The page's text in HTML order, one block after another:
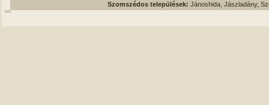
Szomszédos települések: Jánoshida, Jászladány,